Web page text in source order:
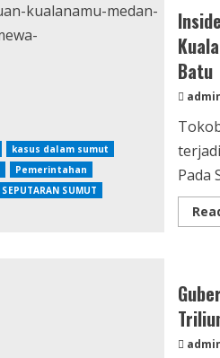
kasus dalam sumut
Pemerintahan
SEPUTARAN SUMUT
Batu
Pada